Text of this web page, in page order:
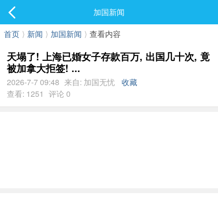
最新发表
加国新闻
首页 ⟩ 新闻 ⟩ 加国新闻 ⟩ 查看内容
天塌了! 上海已婚女子存款百万, 出国几十次, 竟
被加拿大拒签! ...
2026-7-7 09:48 来自: 加国无忧
收藏
查看: 1251 评论 0